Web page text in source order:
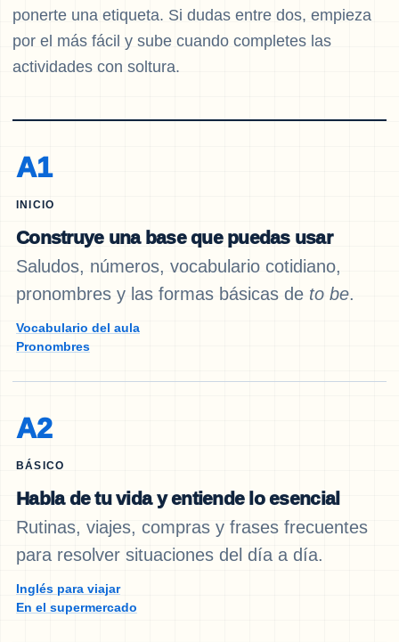
ponerte una etiqueta. Si dudas entre dos, empieza
por el más fácil y sube cuando completes las
actividades con soltura.
A1
INICIO
Construye una base que puedas usar
Saludos, números, vocabulario cotidiano,
pronombres y las formas básicas de to be.
Vocabulario del aula
Pronombres
A2
BÁSICO
Habla de tu vida y entiende lo esencial
Rutinas, viajes, compras y frases frecuentes
para resolver situaciones del día a día.
Inglés para viajar
En el supermercado